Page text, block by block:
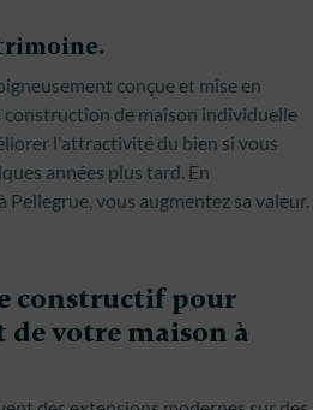
conçue et mise en
de maison individuelle
l'attractivité du bien si vous
années plus tard. En
vous augmentez sa valeur.
constructif pour
de votre maison à